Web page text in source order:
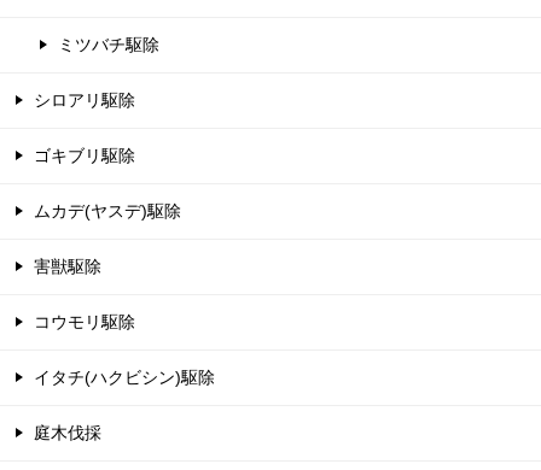
ミツバチ駆除
シロアリ駆除
ゴキブリ駆除
ムカデ(ヤスデ)駆除
害獣駆除
コウモリ駆除
イタチ(ハクビシン)駆除
庭木伐採